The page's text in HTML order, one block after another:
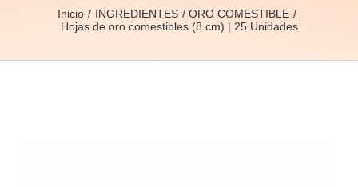
Inicio INGREDIENTES
ORO COMESTIBLE
Hojas de oro comestibles (8 cm) | 25 Unidades